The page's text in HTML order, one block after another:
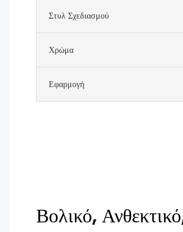
Στυλ Σχεδιασμού
Χρώμα
Εφαρμογή
Βολικό,